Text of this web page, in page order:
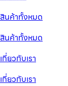
สินค้าทั้งหมด
สินค้าทั้งหมด
เกี่ยวกับเรา
เกี่ยวกับเรา